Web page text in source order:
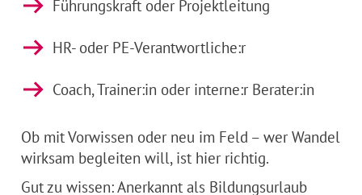
Führungskraft oder Projektleitung
HR- oder PE-Verantwortliche:r
Coach, Trainer:in oder interne:r Berater:in
Ob mit Vorwissen oder neu im Feld – wer Wandel
wirksam begleiten will, ist hier richtig.
Gut zu wissen: Anerkannt als Bildungsurlaub